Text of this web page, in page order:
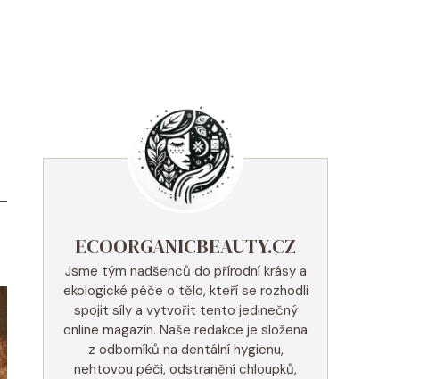
ECOORGANICBEAUTY.CZ
Jsme tým nadšenců do přírodní krásy a
ekologické péče o tělo, kteří se rozhodli
spojit síly a vytvořit tento jedinečný
online magazín. Naše redakce je složena
z odborníků na dentální hygienu,
nehtovou péči, odstranění chloupků,